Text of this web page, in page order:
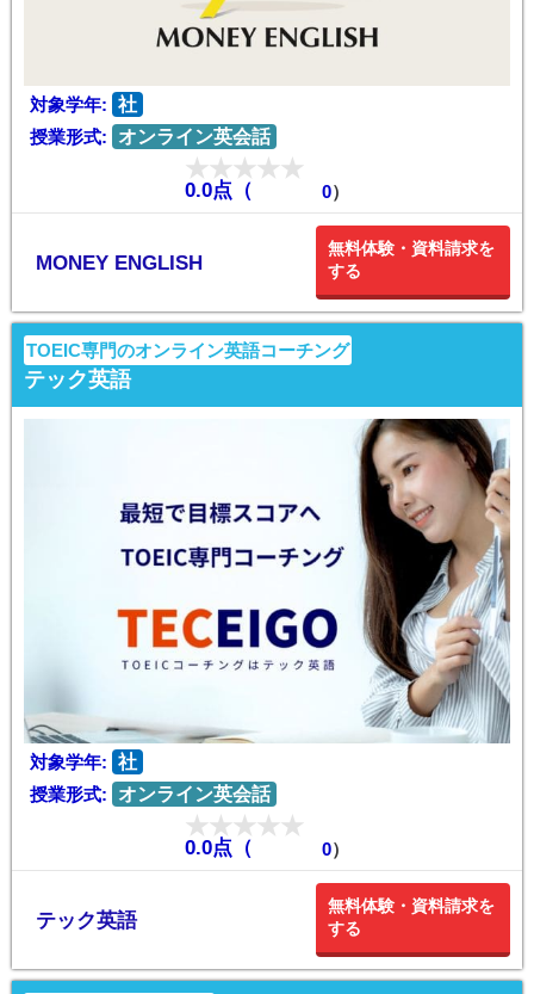
対象学年: 社
授業形式:
オンライン英会話
0.0点（ 0）
MONEY ENGLISH
無料体験・資料請求を
する
TOEIC専門のオンライン英語コーチング
テック英語
対象学年: 社
授業形式:
オンライン英会話
0.0点（ 0）
テック英語
無料体験・資料請求を
する